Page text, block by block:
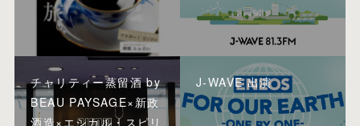
チャリティー蒸留酒 by
BEAU PAYSAGE×新政
酒造×エシカル・スピリ
J-WAVE 出演